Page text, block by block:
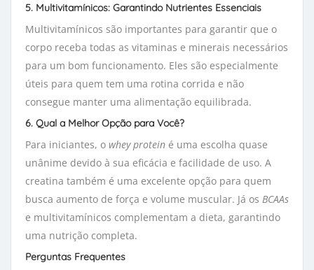
5. Multivitamínicos: Garantindo Nutrientes Essenciais
Multivitamínicos são importantes para garantir que o
corpo receba todas as vitaminas e minerais necessários
para um bom funcionamento. Eles são especialmente
úteis para quem tem uma rotina corrida e não
consegue manter uma alimentação equilibrada.
6. Qual a Melhor Opção para Você?
Para iniciantes, o whey protein é uma escolha quase
unânime devido à sua eficácia e facilidade de uso. A
creatina também é uma excelente opção para quem
busca aumento de força e volume muscular. Já os BCAAs
e multivitamínicos complementam a dieta, garantindo
uma nutrição completa.
Perguntas Frequentes